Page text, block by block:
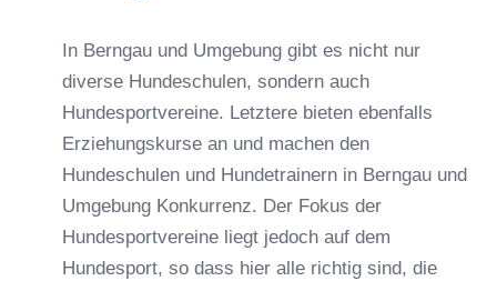
In Berngau und Umgebung gibt es nicht nur
diverse Hundeschulen, sondern auch
Hundesportvereine. Letztere bieten ebenfalls
Erziehungskurse an und machen den
Hundeschulen und Hundetrainern in Berngau und
Umgebung Konkurrenz. Der Fokus der
Hundesportvereine liegt jedoch auf dem
Hundesport, so dass hier alle richtig sind, die